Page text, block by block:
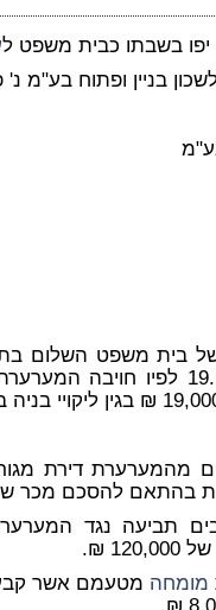
בשבתו כבית משפט ל
בניין ופתוח בע"מ נ'
בית משפט השלום
המשיבים תביעה נגד
₪.
מומחה